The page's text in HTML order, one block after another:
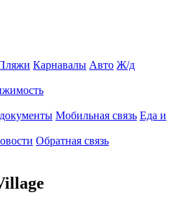
Карнавалы Авто Ж/д
Мобильная связь Еда и
Обратная связь